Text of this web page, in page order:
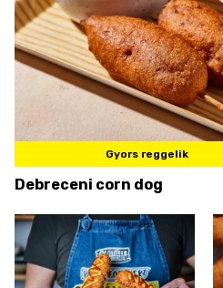
Gyors reggelik
Debreceni corn dog